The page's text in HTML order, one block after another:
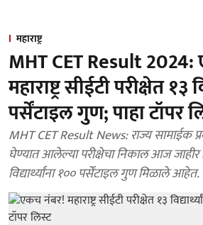
महाराष्ट्र
MHT CET Result
महाराष्ट्र सीईटी परीक्षेत १३
पर्सेंटाइल गुण; पाहा टॉपर
MHT CET Result News: राज्य सामाईक
घेण्यात आलेल्या परीक्षेचा निकाल आज
विद्यार्थ्यांना १०० पर्सेंटाइल गुण मिळाले आहेत.